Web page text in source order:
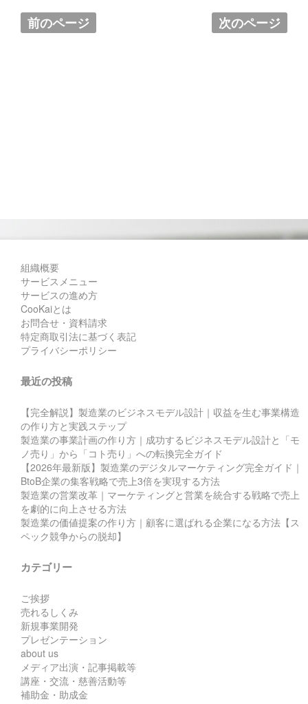
前のページ 次のページ
組織概要
サービスメニュー
サービスの進め方
CooKaiとは
お問合せ・資料請求
特定商取引法に基づく表記
プライバシーポリシー
最近の投稿
【完全解説】製造業のビジネスモデル設計｜収益を生む事業構造
の作り方と実践ステップ
製造業の事業計画の作り方｜成功するビジネスモデル設計と「モ
ノ売り」から「コト売り」への転換完全ガイド
【2026年最新版】製造業のデジタルマーケティング完全ガイド｜
BtoB企業の集客戦略で売上3倍を実現する方法
製造業の営業改革｜マーケティングと営業を統合する戦略で売上
を劇的に向上させる方法
製造業の価値提案の作り方｜顧客に選ばれる企業になる方法【ス
ペック競争からの脱却】
カテゴリー
ご挨拶
売れるしくみ
新規事業開発
プレゼンテーション
about us
メディア出演・記事掲載等
講座・交流・慈善活動等
補助金・助成金